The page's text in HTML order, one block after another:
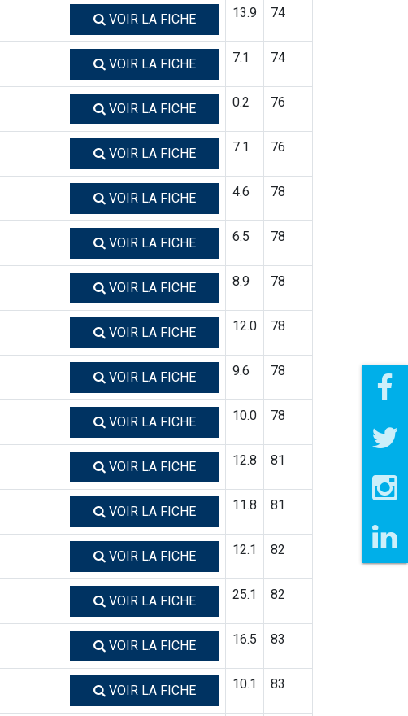
VOIR LA FICHE 13.9 74
VOIR LA FICHE 7.1 74
VOIR LA FICHE 0.2 76
VOIR LA FICHE 7.1 76
VOIR LA FICHE 4.6 78
VOIR LA FICHE 6.5 78
VOIR LA FICHE 8.9 78
VOIR LA FICHE 12.0 78
VOIR LA FICHE 9.6 78
VOIR LA FICHE 10.0 78
VOIR LA FICHE 12.8 81
VOIR LA FICHE 11.8 81
VOIR LA FICHE 12.1 82
VOIR LA FICHE 25.1 82
VOIR LA FICHE 16.5 83
VOIR LA FICHE 10.1 83